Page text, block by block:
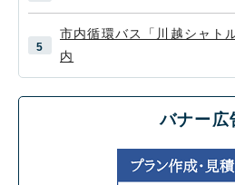
市内循環バス「川越シャト
内
バナー広